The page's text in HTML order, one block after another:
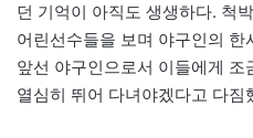
던 기억이 아직도 생생하다. 척
어린선수들을 보며 야구인의
앞선 야구인으로서 이들에게
열심히 뛰어 다녀야겠다고 다짐